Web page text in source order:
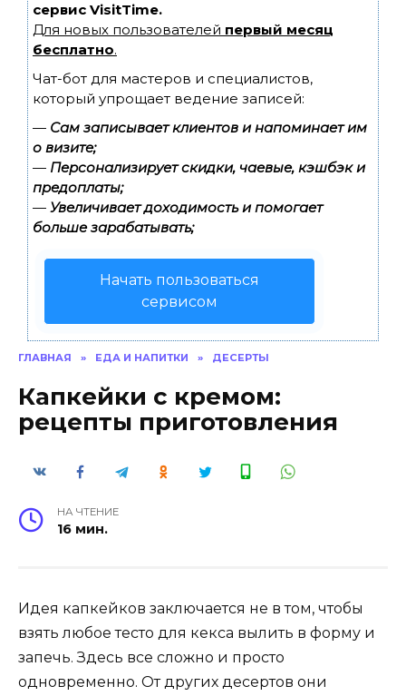
сервис VisitTime.
Для новых пользователей первый месяц
бесплатно.
Чат-бот для мастеров и специалистов,
который упрощает ведение записей:
— Сам записывает клиентов и напоминает им
о визите;
— Персонализирует скидки, чаевые, кэшбэк и
предоплаты;
— Увеличивает доходимость и помогает
больше зарабатывать;
Начать пользоваться
сервисом
ГЛАВНАЯ » ЕДА И НАПИТКИ » ДЕСЕРТЫ
Капкейки с кремом:
рецепты приготовления
НА ЧТЕНИЕ
16 мин.
Идея капкейков заключается не в том, чтобы
взять любое тесто для кекса вылить в форму и
запечь. Здесь все сложно и просто
одновременно. От других десертов они